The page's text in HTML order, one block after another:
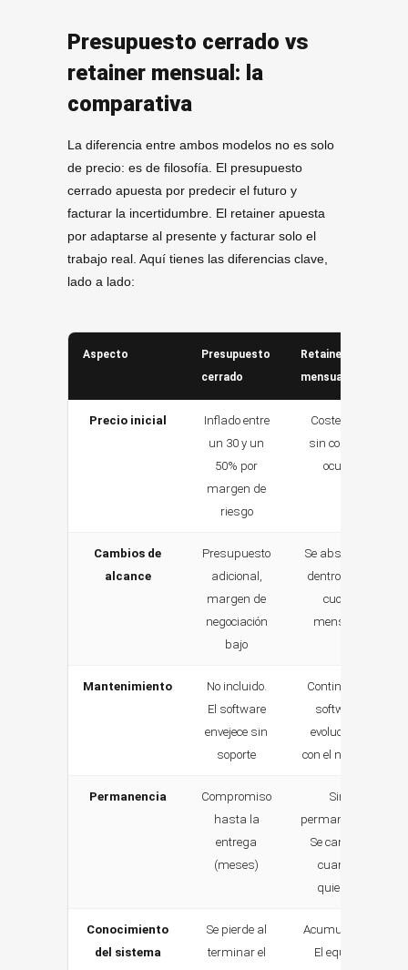
Presupuesto cerrado vs
retainer mensual: la
comparativa
La diferencia entre ambos modelos no es solo
de precio: es de filosofía. El presupuesto
cerrado apuesta por predecir el futuro y
facturar la incertidumbre. El retainer apuesta
por adaptarse al presente y facturar solo el
trabajo real. Aquí tienes las diferencias clave,
lado a lado:
Aspecto
Presupuesto
cerrado
Retainer
mensual
Precio inicial
Inflado entre
un 30 y un
50% por
margen de
riesgo
Coste real,
sin colchón
oculto
Cambios de
alcance
Presupuesto
adicional,
margen de
negociación
bajo
Se absorben
dentro de la
cuota
mensual
Mantenimiento
No incluido.
El software
envejece sin
soporte
Continuo. El
software
evoluciona
con el negocio
Permanencia
Compromiso
hasta la
entrega
(meses)
Sin
permanencia.
Se cancela
cuando
quieras
Conocimiento
del sistema
Se pierde al
terminar el
Acumulativo.
El equipo